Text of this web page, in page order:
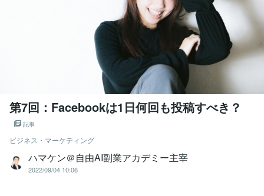
第7回：Facebookは1日何回も投稿すべき？
記事
ビジネス・マーケティング
ハマケン＠自由AI副業アカデミー主宰
2022/09/04 10:06